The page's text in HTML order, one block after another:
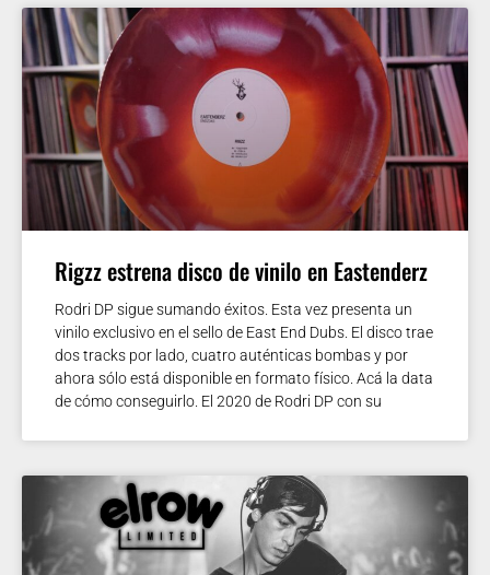
Rigzz estrena disco de vinilo en Eastenderz
Rodri DP sigue sumando éxitos. Esta vez presenta un
vinilo exclusivo en el sello de East End Dubs. El disco trae
dos tracks por lado, cuatro auténticas bombas y por
ahora sólo está disponible en formato físico. Acá la data
de cómo conseguirlo. El 2020 de Rodri DP con su